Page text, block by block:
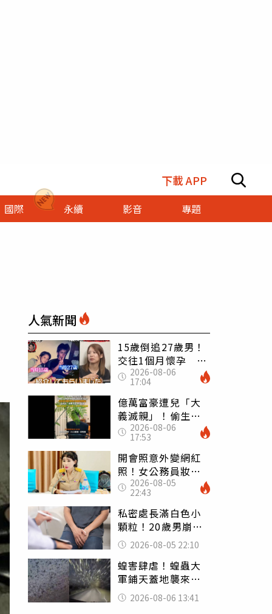
下載 APP
國際 永續 影音
專題
人氣新聞
15歲倒追27歲男！
交往1個月懷孕 36
歲當阿嬤故事曝光
2026-08-06
17:04
億萬富豪遭兒「大
義滅親」！偷生子
怕曝光 竟盜鄰居
身份辦假證落戶
2026-08-06
17:53
開會照意外變網紅
照！女公務員妝容
掀2千則留言 本人
怒嗆：化妝有錯嗎
2026-08-05
22:43
私密處長滿白色小
顆粒！20歲男崩潰
求診 醫曝5大真相
別再誤會
2026-08-05 22:10
蝗害肆虐！蝗蟲大
軍鋪天蓋地襲來宛
如末日 網驚：聖
經十災
2026-08-06 13:41